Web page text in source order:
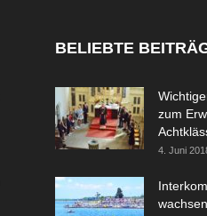
BELIEBTE
zum
4. Juni